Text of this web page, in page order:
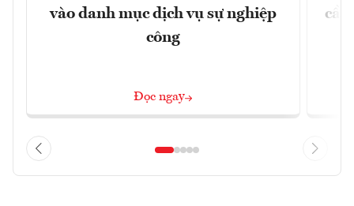
vào danh mục dịch vụ sự nghiệp
công
Đọc ngay